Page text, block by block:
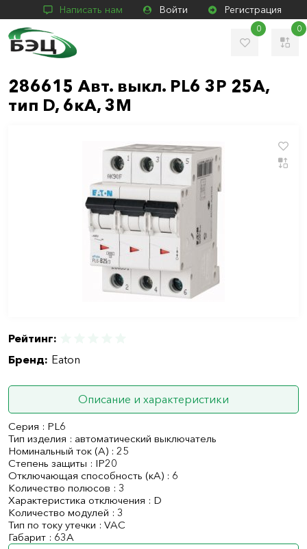
Написать нам Войти Регистрация
0 0
286615 Авт. выкл. PL6 3P 25А,
тип D, 6кА, 3М
Рейтинг:
Бренд: Eaton
Описание и характеристики
Серия : PL6
Тип изделия : автоматический выключатель
Номинальный ток (А) : 25
Степень защиты : IP20
Отключающая способность (кА) : 6
Количество полюсов : 3
Характеристика отключения : D
Количество модулей : 3
Тип по току утечки : VAC
Габарит : 63А